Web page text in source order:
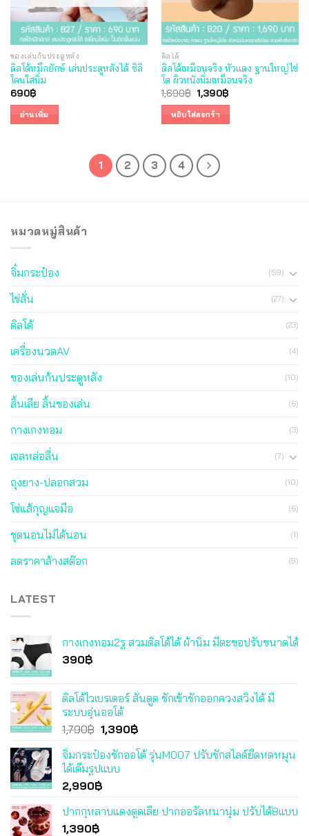
ของเล่นก้นประตูหลัง
ดิลโด้หมึกยักษ์ เล่นประตูหลังได้ ซิลิ
โคนใสนิ่ม
690฿
อ่านเพิ่ม
ดิลโด้
ดิลโด้เหมือนจริง หัวแดง ฐานใหญ่ไข่
โต ผิวหนังนิ่มเหมือนจริง
1,690฿ Original
price
was:
1,690฿.
1,390฿Current
หยิบใส่ตะกร้า
1 2 3 4
หมวดหมู่สินค้า
จิ๋มกระป๋อง (59)
ไข่สั่น (27)
ดิลโด้ (23)
เครื่องนวดAV (4)
ของเล่นก้นประตูหลัง (10)
ลิ้นเลีย ลิ้นของเล่น (6)
กางเกงทอม (3)
เจลหล่อลื่น (7)
ถุงยาง-ปลอกสวม (10)
โซ่แส้กุญแจมือ (6)
ชุดนอนไม่ได้นอน (1)
ลดราคาล้างสต๊อก (9)
LATEST
กางเกงทอม2รู สวมดิลโด้ได้ ผ้านิ่ม มีตะขอปรับขนาดได้
390฿
ดิลโด้ไวเบรเตอร์ สั่นดูด ชักเข้าชักออกควงสวิงได้ มี
ระบบอุ่นออโต้
1,790฿ Original
was:
1,790฿.
1,390฿Current
is:
จิ๋มกระป๋องชักออโต้ รุ่นM007 ปรับชักสไลด์ยืดหดหมุน
ได้เต็มรูปแบบ
2,990฿
ปากกุหลาบแดงดูดเลีย ปากออรัลหนานุ่ม ปรับได้8แบบ
1,390฿